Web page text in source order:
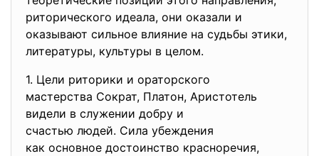
риторического идеала, они оказали и
оказывают сильное влияние на судьбы этики,
литературы, культуры в целом.
1. Цели риторики и ораторского
мастерства Сократ, Платон, Аристотель
видели в служении добру и
счастью людей. Сила убеждения
как основное достоинство красноречия,